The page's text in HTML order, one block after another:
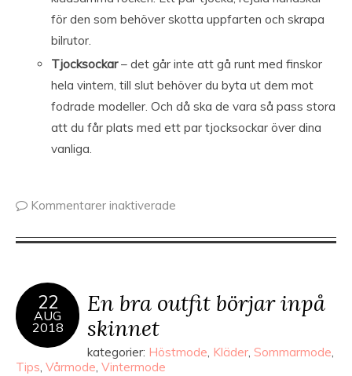
för den som behöver skotta uppfarten och skrapa
bilrutor.
Tjocksockar– det går inte att gå runt med finskor
hela vintern, till slut behöver du byta ut dem mot
fodrade modeller. Och då ska de vara så pass stora
att du får plats med ett par tjocksockar över dina
vanliga.
Kommentarer inaktiverade
22
AUG
2018
En bra outfit börjar inpå
skinnet
kategorier: Höstmode, Kläder, Sommarmode,
Tips, Vårmode, Vintermode